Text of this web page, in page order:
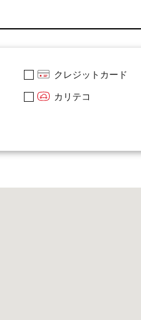
クレジットカード
カリテコ